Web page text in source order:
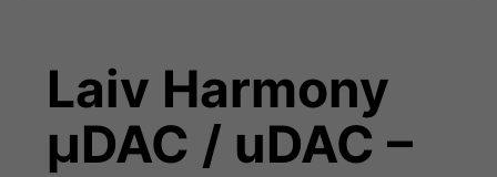
Laiv Harmony
µDAC / uDAC –